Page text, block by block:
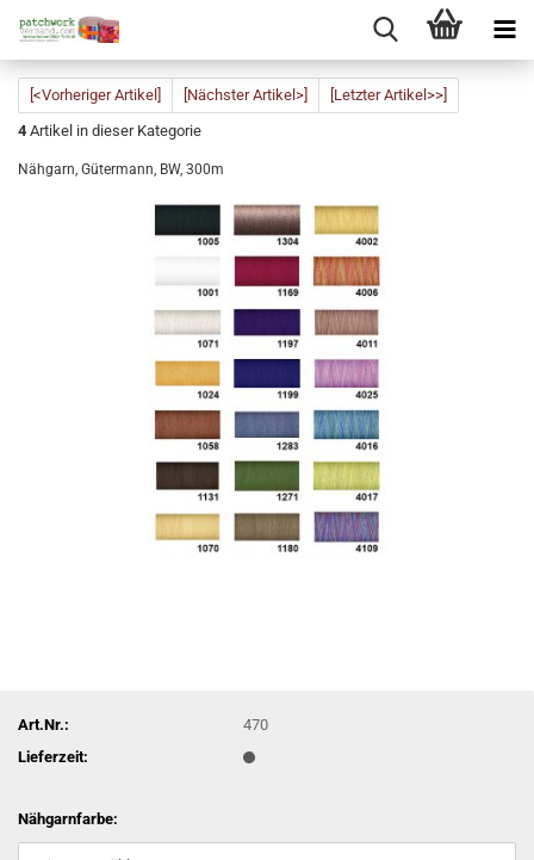
[<Vorheriger Artikel] [Nächster Artikel>]
[Letzter Artikel>>]
4 Artikel in dieser Kategorie
Nähgarn, Gütermann, BW, 300m
Art.Nr.:
470
Lieferzeit:
Nähgarnfarbe: